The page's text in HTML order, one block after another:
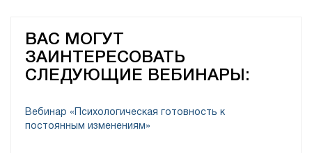
ВАС МОГУТ
ЗАИНТЕРЕСОВАТЬ
СЛЕДУЮЩИЕ ВЕБИНАРЫ:
Вебинар «Психологическая готовность к
постоянным изменениям»